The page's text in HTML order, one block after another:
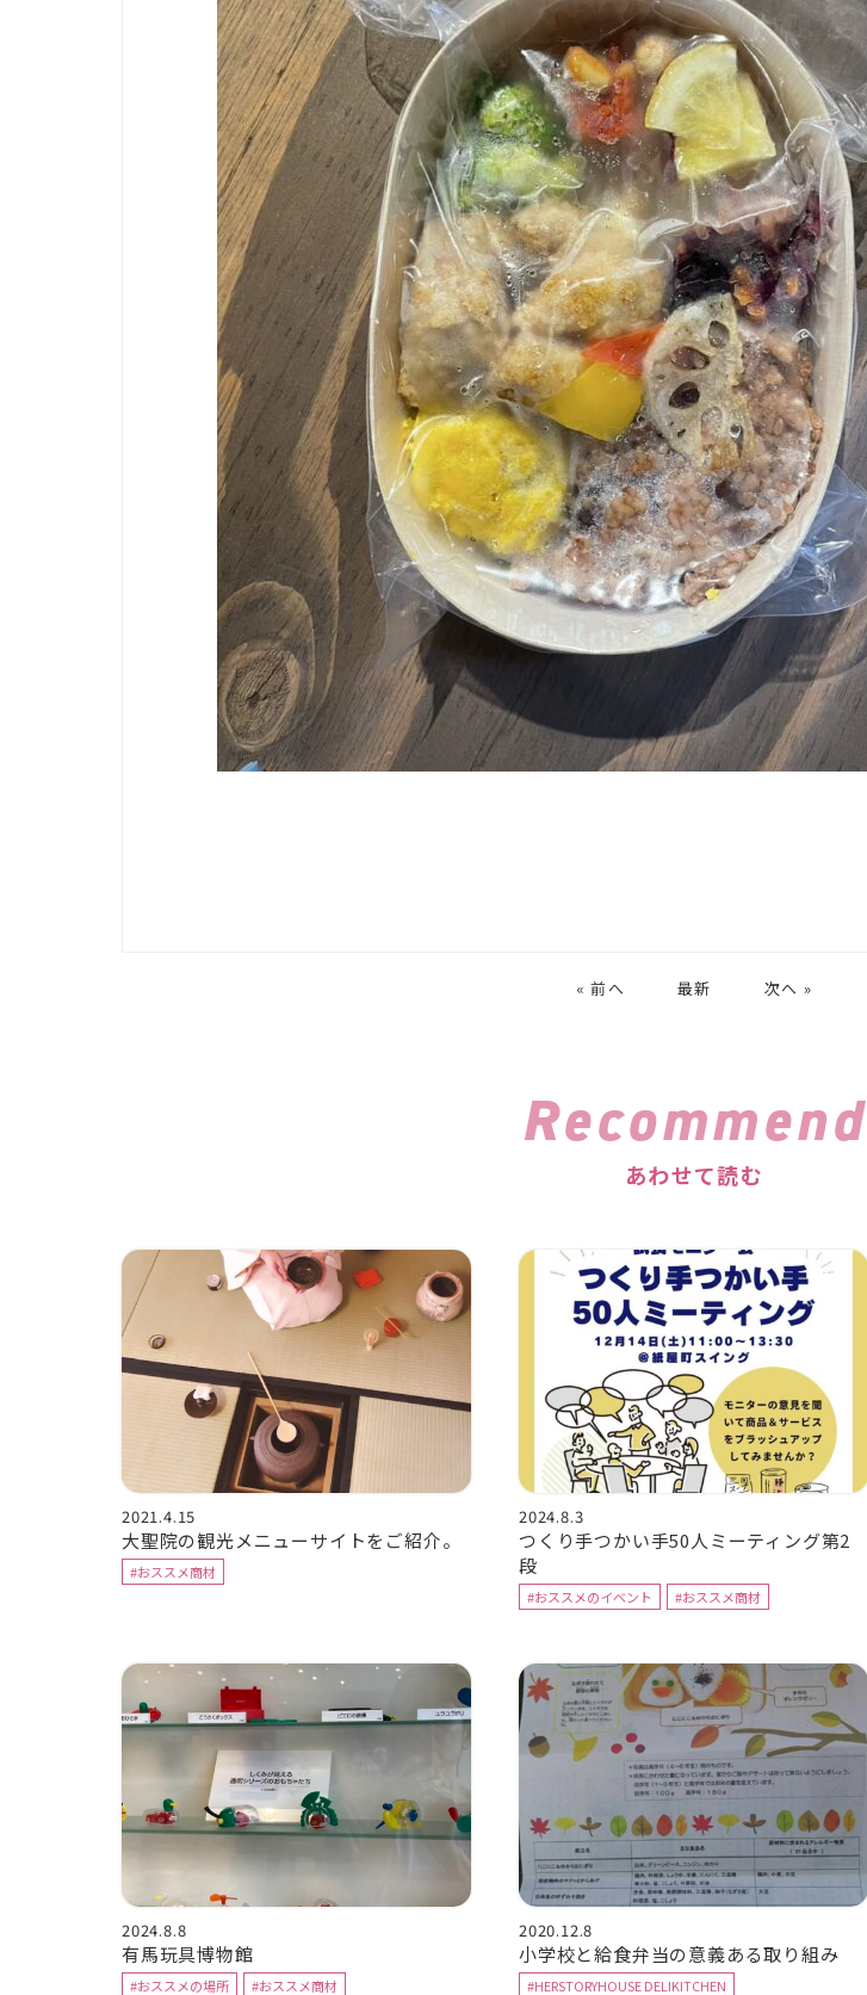
« 前へ 最新 次へ »
Recommend
あわせて読む
2021.4.15
大聖院の観光メニューサイトをご紹介。
#おススメ商材
2024.8.3
つくり手つかい手50人ミーティング第2
段
#おススメのイベント #おススメ商材
2024.8.8
有馬玩具博物館
#おススメの場所 #おススメ商材
2020.12.8
小学校と給食弁当の意義ある取り組み
#HERSTORYHOUSE DELIKITCHEN